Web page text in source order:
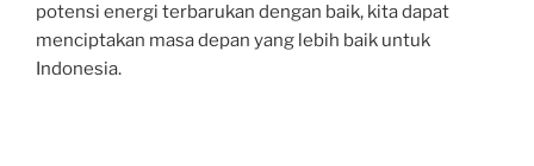
potensi energi terbarukan dengan baik, kita dapat
menciptakan masa depan yang lebih baik untuk
Indonesia.